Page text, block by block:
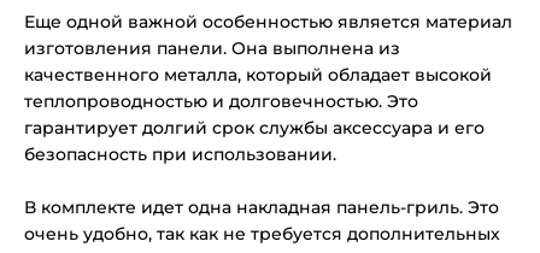
Еще одной важной особенностью является материал
изготовления панели. Она выполнена из
качественного металла, который обладает высокой
теплопроводностью и долговечностью. Это
гарантирует долгий срок службы аксессуара и его
безопасность при использовании.
В комплекте идет одна накладная панель-гриль. Это
очень удобно, так как не требуется дополнительных